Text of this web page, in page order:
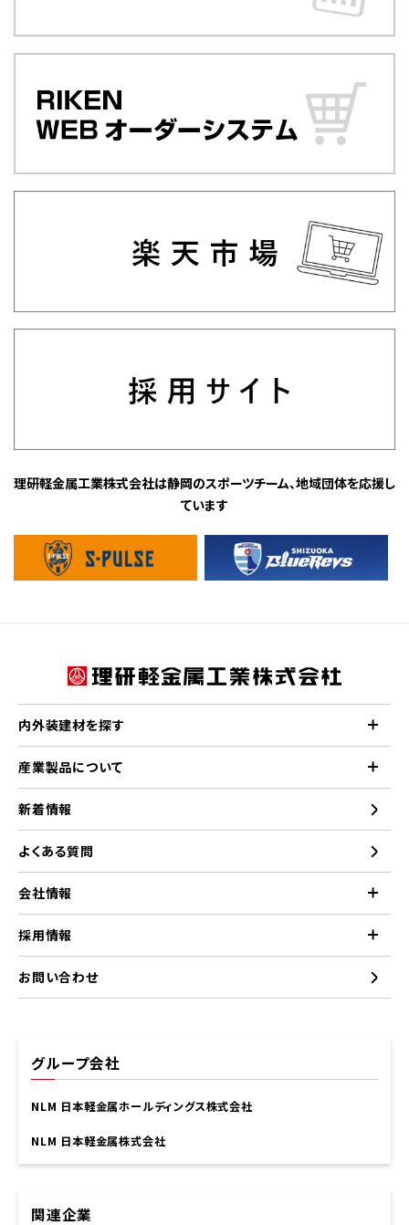
理研軽金属工業株式会社は静岡のスポーツチーム、地域団体を応援し
ています
内外装建材を探す
産業製品について
新着情報
よくある質問
会社情報
採用情報
お問い合わせ
グループ会社
NLM 日本軽金属ホールディングス株式会社
NLM 日本軽金属株式会社
関連企業